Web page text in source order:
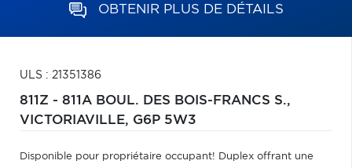
OBTENIR PLUS DE DÉTAILS
ULS : 21351386
811Z - 811A BOUL. DES BOIS-FRANCS S.,
VICTORIAVILLE, G6P 5W3
Disponible pour propriétaire occupant! Duplex offrant une